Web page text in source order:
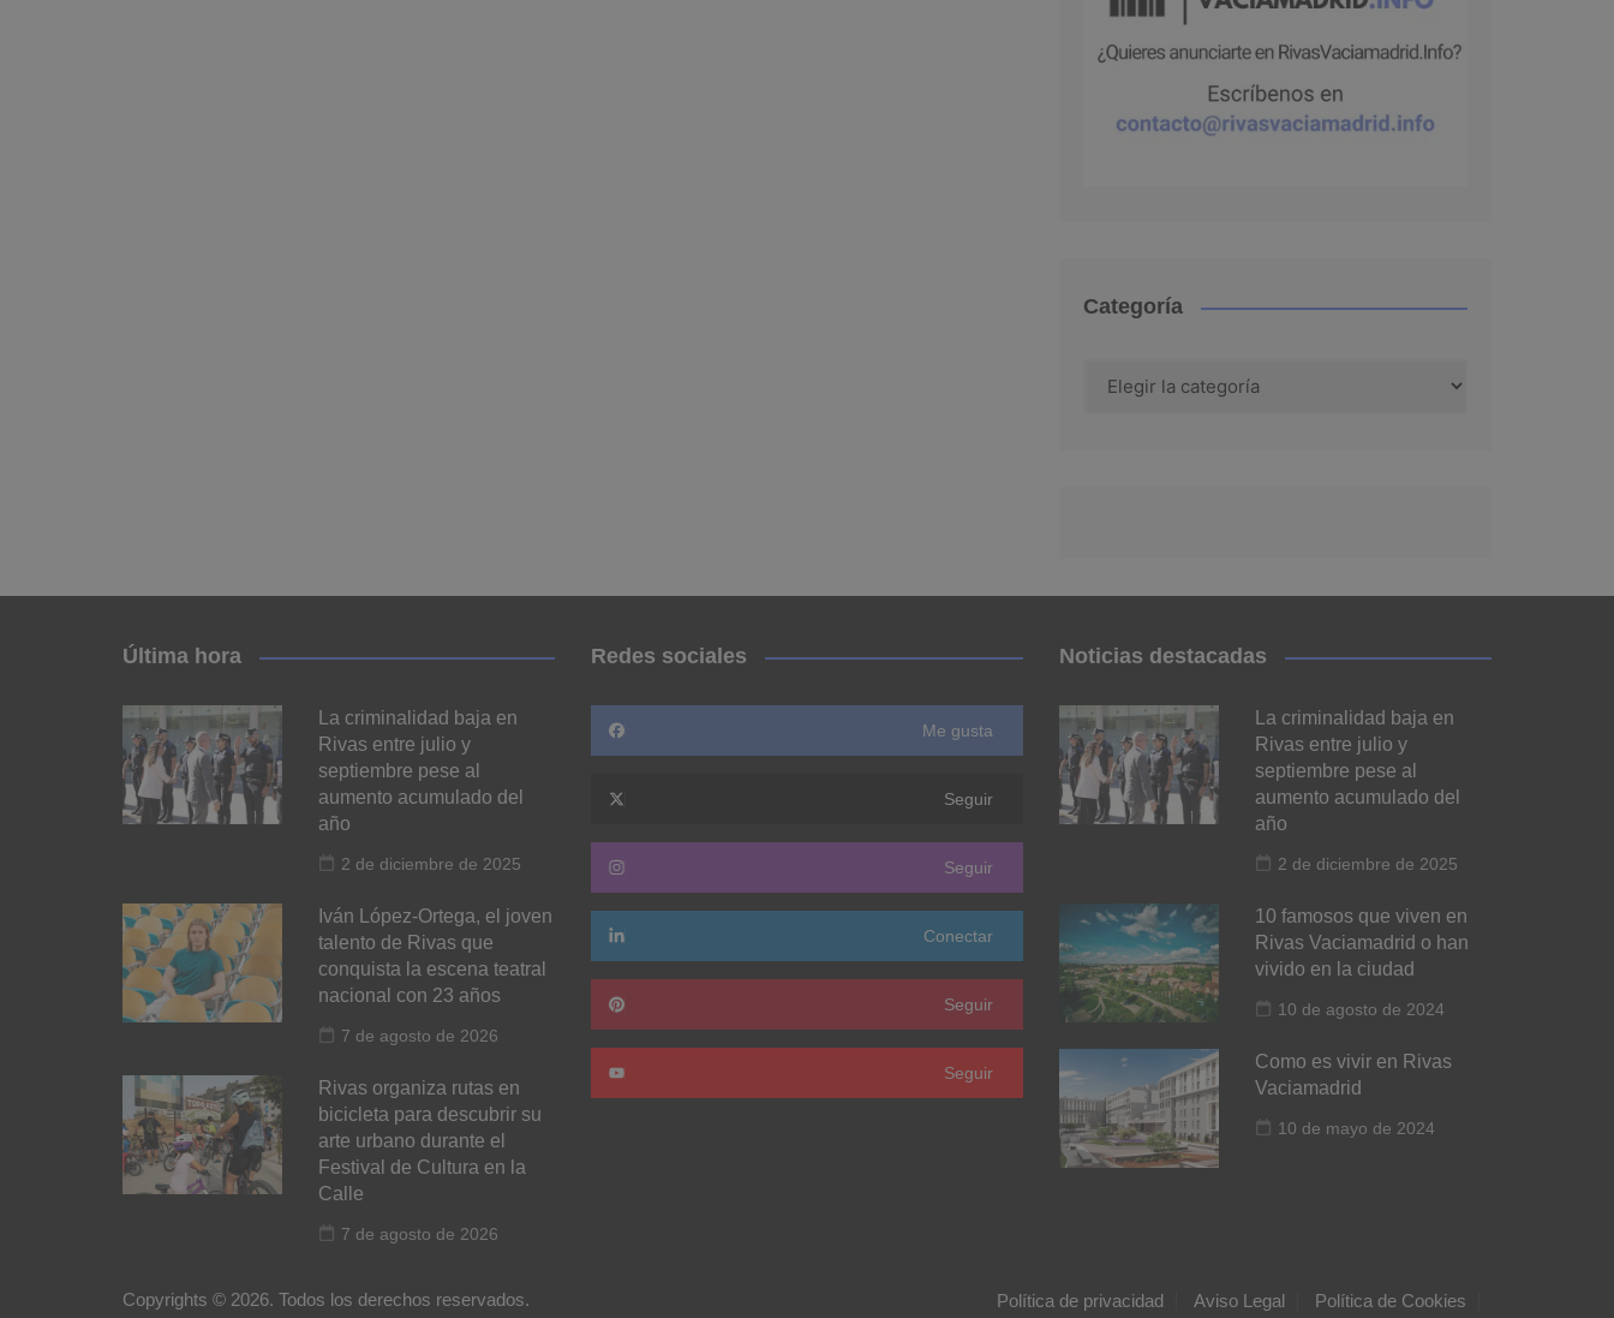
Categoría
Última hora
La criminalidad baja en
Rivas entre julio y
septiembre pese al
aumento acumulado del
año
2 de diciembre de 2025
Iván López-Ortega, el joven
talento de Rivas que
conquista la escena teatral
nacional con 23 años
7 de agosto de 2026
Rivas organiza rutas en
bicicleta para descubrir su
arte urbano durante el
Festival de Cultura en la
Calle
7 de agosto de 2026
Redes sociales
Me gusta
Seguir
Seguir
Conectar
Seguir
Seguir
Noticias destacadas
La criminalidad baja en
Rivas entre julio y
septiembre pese al
aumento acumulado del
año
2 de diciembre de 2025
10 famosos que viven en
Rivas Vaciamadrid o han
vivido en la ciudad
10 de agosto de 2024
Como es vivir en Rivas
Vaciamadrid
10 de mayo de 2024
Copyrights © 2026. Todos los derechos reservados. Política de privacidad Aviso Legal Política de Cookies